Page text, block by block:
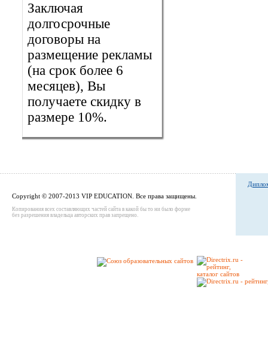
Заключая
долгосрочные
договоры на
размещение рекламы
(на срок более 6
месяцев), Вы
получаете скидку в
размере 10%.
Copyright © 2007-2013 VIP EDUCATION. Все права защищены.
Копирования всех составляющих частей сайта в какой бы то ни было форме
без разрешения владельца авторских прав запрещено.